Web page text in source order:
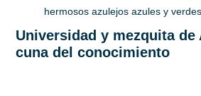
hermosos azulejos azules y verdes.
Universidad y mezquita de
cuna del conocimiento